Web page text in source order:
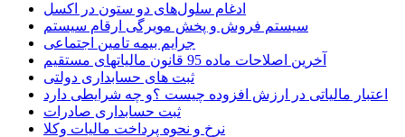
ادغام سلول‌های دو ستون در اکسل
سیستم فروش و پخش مویرگی ارقام سیستم
جرایم بیمه تامین اجتماعی
آخرین اصلاحات ماده 95 قانون مالیاتهای مستقیم
ثبت های حسابداری دولتی
اعتبار مالیاتی در ارزش افزوده چیست ؟و چه شرایطی دارد
ثبت حسابداری صادرات
نرخ و نحوه پرداخت مالیات وکلا